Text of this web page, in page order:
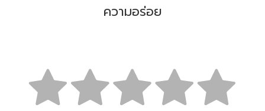
ความอร่อย